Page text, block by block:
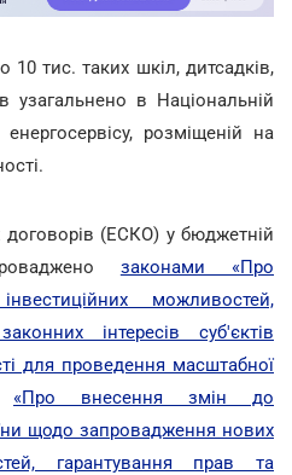
тис. таких шкіл, дитсадків,
узагальнено в Національній
розміщеній на
договорів (ЕСКО) у бюджетній
законами «Про
можливостей,
інтересів суб'єктів
для проведення масштабної
«Про внесення змін до
щодо запровадження нових
гарантування прав та